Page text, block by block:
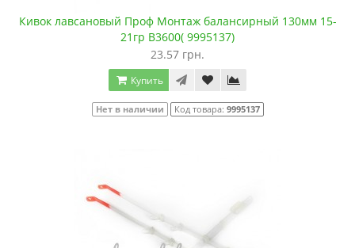
Кивок лавсановый Проф Монтаж балансирный 130мм 15-
21гр В3600( 9995137)
23.57 грн.
Купить
Нет в наличии Код товара: 9995137